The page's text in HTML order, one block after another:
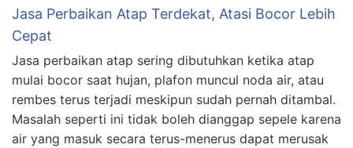
Jasa Perbaikan Atap Terdekat, Atasi Bocor Lebih
Cepat
Jasa perbaikan atap sering dibutuhkan ketika atap
mulai bocor saat hujan, plafon muncul noda air, atau
rembes terus terjadi meskipun sudah pernah ditambal.
Masalah seperti ini tidak boleh dianggap sepele karena
air yang masuk secara terus-menerus dapat merusak